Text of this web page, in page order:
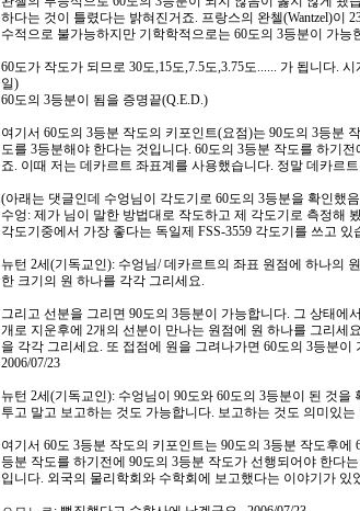
하다는 것이 틀렸다는 밝혀진거죠. 프랑스의 완첼(Wantzel)이
수적으로 불가능하지만 기학학적으로는 60도의 3등분이 가능
60도가 작도가 되므로 30도,15도,7.5도,3.75도...... 가 됩니다.
일)
60도의 3등분이 됨을 증명끝(Q.E.D.)
여기서 60도의 3등분 작도의 키포인트(요점)는 90도의 3등분
도를 3등분해야 한다는 것입니다. 60도의 3등분 작도를 하기
죠. 이때 저는 데카르트 좌표계를 사용했습니다. 정말 데카르
(아래는 댓글인데 수엉님이 각도기로 60도의 3등분을 확인했
수엉: 제가 님이 말한 방법대로 작도하고 제 각도기로 측정해
각도기중에서 가장 좋다는 독일제 FSS-3559 각도기를 쓰고 있
뉴턴 2세(기독교인): 수엉님/ 데카르트의 좌표 원점에 하나의
한 크기의 원 하나를 각각 그리세요.
그리고 선분을 그리면 90도의 3등분이 가능합니다. 그 상태에
개로 지운후에 2개의 선분이 만나는 원점에 원 하나를 그리세
을 각각 그리세요. 또 접점에 원을 그려나가면 60도의 3등분
2006/07/23
뉴턴 2세(기독교인): 수엉님이 90도와 60도의 3등분이 된 것
투고 말고 보고하는 것도 가능합니다. 보고하는 것도 의미있
여기서 60도 3등분 작도의 키포인트는 90도의 3등분 작도후에
등분 작도를 하기전에 90도의 3등분 작도가 선행되어야 한다
입니다. 외국의 물리학회와 수학회에 보고했다는 이야기가 있